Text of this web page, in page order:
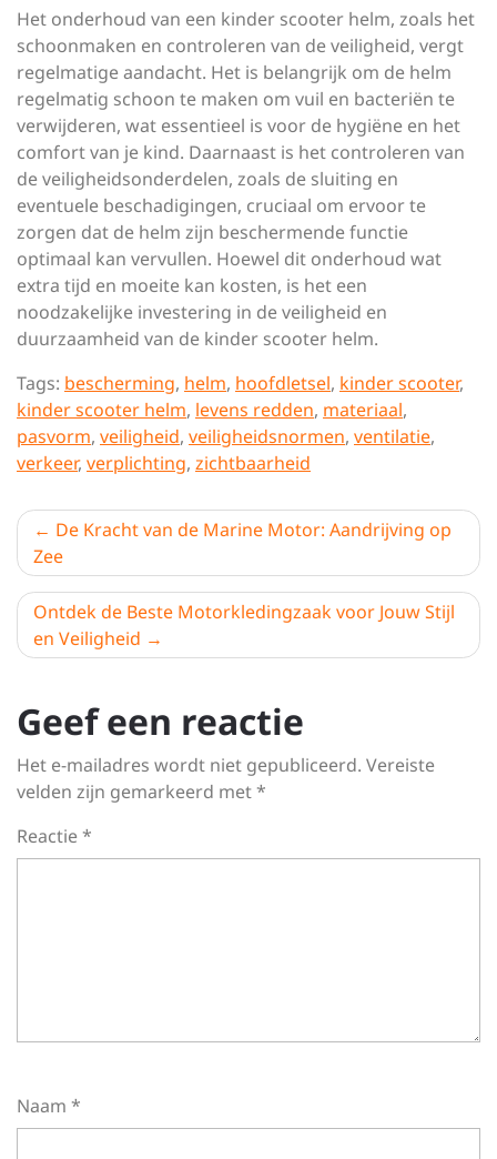
Het onderhoud van een kinder scooter helm, zoals het
schoonmaken en controleren van de veiligheid, vergt
regelmatige aandacht. Het is belangrijk om de helm
regelmatig schoon te maken om vuil en bacteriën te
verwijderen, wat essentieel is voor de hygiëne en het
comfort van je kind. Daarnaast is het controleren van
de veiligheidsonderdelen, zoals de sluiting en
eventuele beschadigingen, cruciaal om ervoor te
zorgen dat de helm zijn beschermende functie
optimaal kan vervullen. Hoewel dit onderhoud wat
extra tijd en moeite kan kosten, is het een
noodzakelijke investering in de veiligheid en
duurzaamheid van de kinder scooter helm.
Tags: bescherming, helm, hoofdletsel, kinder scooter,
kinder scooter helm, levens redden, materiaal,
pasvorm, veiligheid, veiligheidsnormen, ventilatie,
verkeer, verplichting, zichtbaarheid
Berichtnavigatie
De Kracht van de Marine Motor: Aandrijving op
Zee
Ontdek de Beste Motorkledingzaak voor Jouw Stijl
en Veiligheid
Geef een reactie
Het e-mailadres wordt niet gepubliceerd. Vereiste
velden zijn gemarkeerd met*
Reactie*
Naam *